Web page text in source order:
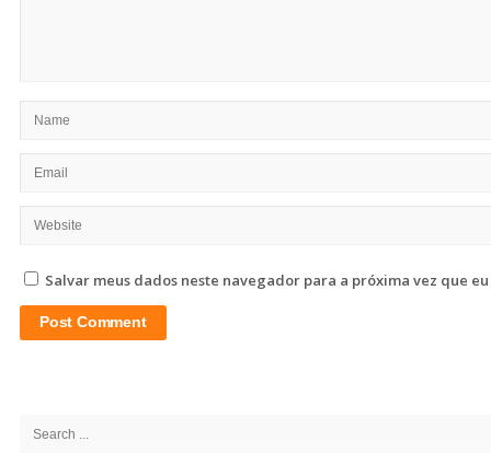
Salvar meus dados neste navegador para a próxima vez que
Search